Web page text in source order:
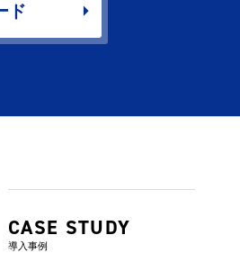
ド
CASE STUDY
導入事例